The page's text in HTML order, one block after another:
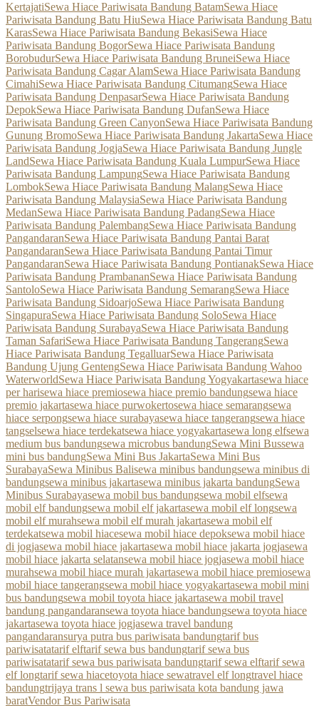
KertajatiSewa Hiace Pariwisata Bandung BatamSewa Hiace
Pariwisata Bandung Batu HiuSewa Hiace Pariwisata Bandung Batu
KarasSewa Hiace Pariwisata Bandung BekasiSewa Hiace
Pariwisata Bandung BogorSewa Hiace Pariwisata Bandung
BorobudurSewa Hiace Pariwisata Bandung BruneiSewa Hiace
Pariwisata Bandung Cagar AlamSewa Hiace Pariwisata Bandung
CimahiSewa Hiace Pariwisata Bandung CitumangSewa Hiace
Pariwisata Bandung DenpasarSewa Hiace Pariwisata Bandung
DepokSewa Hiace Pariwisata Bandung DufanSewa Hiace
Pariwisata Bandung Green CanyonSewa Hiace Pariwisata Bandung
Gunung BromoSewa Hiace Pariwisata Bandung JakartaSewa Hiace
Pariwisata Bandung JogjaSewa Hiace Pariwisata Bandung Jungle
LandSewa Hiace Pariwisata Bandung Kuala LumpurSewa Hiace
Pariwisata Bandung LampungSewa Hiace Pariwisata Bandung
LombokSewa Hiace Pariwisata Bandung MalangSewa Hiace
Pariwisata Bandung MalaysiaSewa Hiace Pariwisata Bandung
MedanSewa Hiace Pariwisata Bandung PadangSewa Hiace
Pariwisata Bandung PalembangSewa Hiace Pariwisata Bandung
PangandaranSewa Hiace Pariwisata Bandung Pantai Barat
PangandaranSewa Hiace Pariwisata Bandung Pantai Timur
PangandaranSewa Hiace Pariwisata Bandung PontianakSewa Hiace
Pariwisata Bandung PrambananSewa Hiace Pariwisata Bandung
SantoloSewa Hiace Pariwisata Bandung SemarangSewa Hiace
Pariwisata Bandung SidoarjoSewa Hiace Pariwisata Bandung
SingapuraSewa Hiace Pariwisata Bandung SoloSewa Hiace
Pariwisata Bandung SurabayaSewa Hiace Pariwisata Bandung
Taman SafariSewa Hiace Pariwisata Bandung TangerangSewa
Hiace Pariwisata Bandung TegalluarSewa Hiace Pariwisata
Bandung Ujung GentengSewa Hiace Pariwisata Bandung Wahoo
WaterworldSewa Hiace Pariwisata Bandung Yogyakartasewa hiace
per harisewa hiace premiosewa hiace premio bandungsewa hiace
premio jakartasewa hiace purwokertosewa hiace semarangsewa
hiace serpongsewa hiace surabayasewa hiace tangerangsewa hiace
tangselsewa hiace terdekatsewa hiace yogyakartasewa long elfsewa
medium bus bandungsewa microbus bandungSewa Mini Bussewa
mini bus bandungSewa Mini Bus JakartaSewa Mini Bus
SurabayaSewa Minibus Balisewa minibus bandungsewa minibus di
bandungsewa minibus jakartasewa minibus jakarta bandungSewa
Minibus Surabayasewa mobil bus bandungsewa mobil elfsewa
mobil elf bandungsewa mobil elf jakartasewa mobil elf longsewa
mobil elf murahsewa mobil elf murah jakartasewa mobil elf
terdekatsewa mobil hiacesewa mobil hiace depoksewa mobil hiace
di jogjasewa mobil hiace jakartasewa mobil hiace jakarta jogjasewa
mobil hiace jakarta selatansewa mobil hiace jogjasewa mobil hiace
murahsewa mobil hiace murah jakartasewa mobil hiace premiosewa
mobil hiace tangerangsewa mobil hiace yogyakartasewa mobil mini
bus bandungsewa mobil toyota hiace jakartasewa mobil travel
bandung pangandaransewa toyota hiace bandungsewa toyota hiace
jakartasewa toyota hiace jogjasewa travel bandung
pangandaransurya putra bus pariwisata bandungtarif bus
pariwisatatarif elftarif sewa bus bandungtarif sewa bus
pariwisatatarif sewa bus pariwisata bandungtarif sewa elftarif sewa
elf longtarif sewa hiacetoyota hiace sewatravel elf longtravel hiace
bandungtrijaya trans l sewa bus pariwisata kota bandung jawa
baratVendor Bus Pariwisata